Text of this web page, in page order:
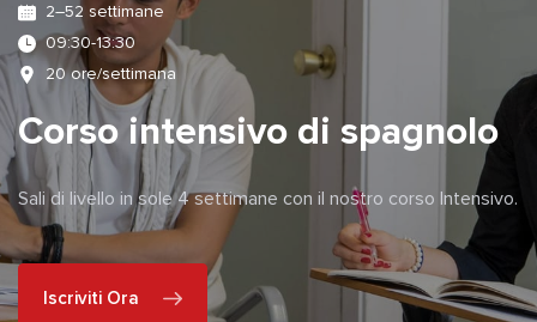
2–52 settimane
09:30-13:30
20 ore/settimana
Corso intensivo di spagnolo
Sali di livello in sole 4 settimane con il nostro corso Intensivo.
Iscriviti Ora